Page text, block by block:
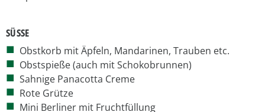
SÜSSE
Obstkorb mit Äpfeln, Mandarinen, Trauben etc.
Obstspieße (auch mit Schokobrunnen)
Sahnige Panacotta Creme
Rote Grütze
Mini Berliner mit Fruchtfüllung